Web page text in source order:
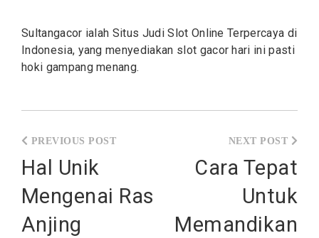
Sultangacor ialah Situs JudiSlot Online Terpercaya di
Indonesia, yang menyediakan slot gacor hari ini pasti
hoki gampang menang.
navigation
Hal Unik
Mengenai Ras
Anjing
Cara Tepat
Untuk
Memandikan